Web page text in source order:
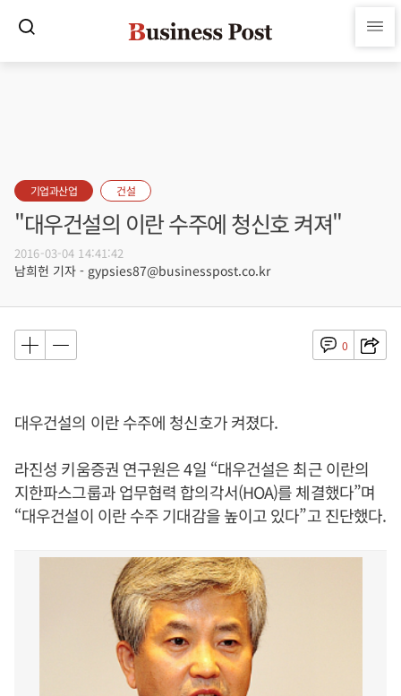
기업과산업 건설
"대우건설의 이란 수주에 청신호 켜져"
2016-03-04 14:41:42
남희헌 기자 - gypsies87@businesspost.co.kr
0
대우건설의 이란 수주에 청신호가 켜졌다.
라진성 키움증권 연구원은 4일 “대우건설은 최근 이란의
지한파스그룹과 업무협력 합의각서(HOA)를 체결했다”며
“대우건설이 이란 수주 기대감을 높이고 있다”고 진단했다.